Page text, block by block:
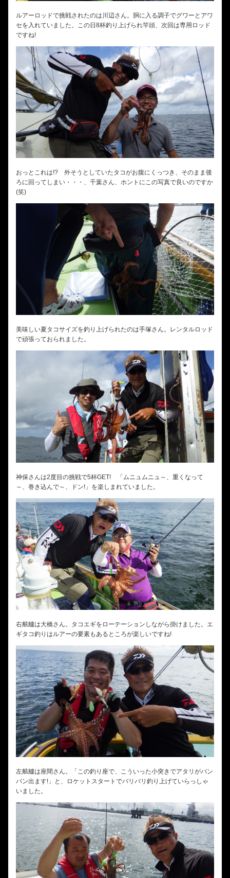
ルアーロッドで挑戦されたのは川辺さん。胴に入る調子でグワーとアワ
セを入れていました。この日8杯釣り上げられ竿頭、次回は専用ロッド
ですね!
おっとこれは!? 外そうとしていたタコがお腹にくっつき、そのまま後
ろに回ってしまい・・・、千葉さん、ホントにこの写真で良いのですか
(笑)
美味しい夏タコサイズを釣り上げられたのは手塚さん。レンタルロッド
で頑張っておられました。
神保さんは2度目の挑戦で5杯GET! 「ムニュムニュ～、重くなって
～、巻き込んで～、ドン!」を楽しまれていました。
右舷艫は大橋さん。タコエギをローテーションしながら掛けました。エ
ギタコ釣りはルアーの要素もあるところが楽しいですね!
左舷艫は座間さん。「この釣り座で、こういった小突きでアタリがバン
バン出ます!」と、ロケットスタートでバリバリ釣り上げていらっしゃ
いました。